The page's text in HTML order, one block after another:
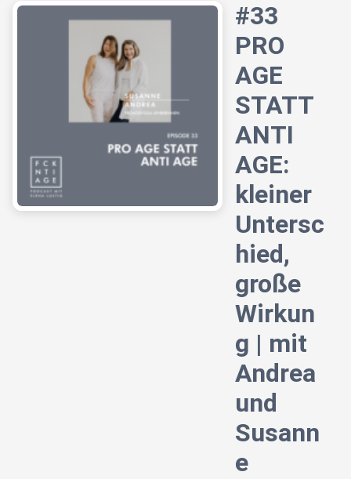
#33
PRO
AGE
STATT
ANTI
AGE:
kleiner
Untersc
hied,
große
Wirkun
g | mit
Andrea
und
Susann
e